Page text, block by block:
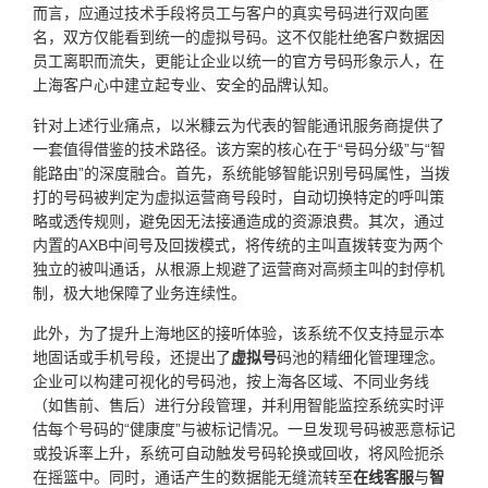
而言，应通过技术手段将员工与客户的真实号码进行双向匿
名，双方仅能看到统一的虚拟号码。这不仅能杜绝客户数据因
员工离职而流失，更能让企业以统一的官方号码形象示人，在
上海客户心中建立起专业、安全的品牌认知。
针对上述行业痛点，以米糠云为代表的智能通讯服务商提供了
一套值得借鉴的技术路径。该方案的核心在于“号码分级”与“智
能路由”的深度融合。首先，系统能够智能识别号码属性，当拨
打的号码被判定为虚拟运营商号段时，自动切换特定的呼叫策
略或透传规则，避免因无法接通造成的资源浪费。其次，通过
内置的AXB中间号及回拨模式，将传统的主叫直拨转变为两个
独立的被叫通话，从根源上规避了运营商对高频主叫的封停机
制，极大地保障了业务连续性。
此外，为了提升上海地区的接听体验，该系统不仅支持显示本
地固话或手机号段，还提出了虚拟号码池的精细化管理理念。
企业可以构建可视化的号码池，按上海各区域、不同业务线
（如售前、售后）进行分段管理，并利用智能监控系统实时评
估每个号码的“健康度”与被标记情况。一旦发现号码被恶意标记
或投诉率上升，系统可自动触发号码轮换或回收，将风险扼杀
在摇篮中。同时，通话产生的数据能无缝流转至在线客服与智